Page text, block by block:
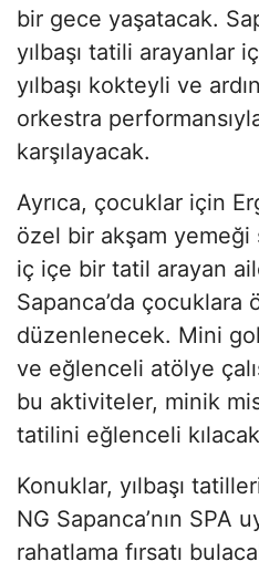
bir gece yaşatacak.
yılbaşı tatili arayanlar
yılbaşı kokteyli ve
orkestra
karşılayacak.
Ayrıca, çocuklar için
özel bir akşam yemeği
iç içe bir tatil arayan
Sapanca’da
düzenlenecek. Mini
ve eğlenceli atölye
bu aktiviteler, minik
tatilini eğlenceli
Konuklar, yılbaşı
NG Sapanca’nın SPA
rahatlama fırsatı